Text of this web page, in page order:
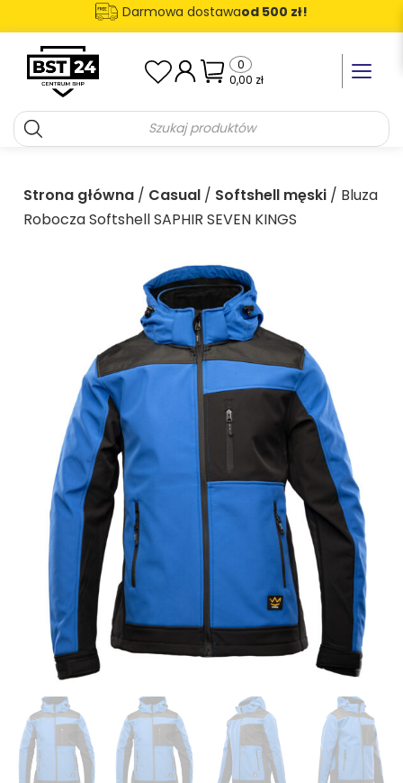
Darmowa dostawaod 500 zł!
0
0,00 zł
Toggle
Strona główna / Casual / Softshell męski / Bluza
Robocza Softshell SAPHIR SEVEN KINGS